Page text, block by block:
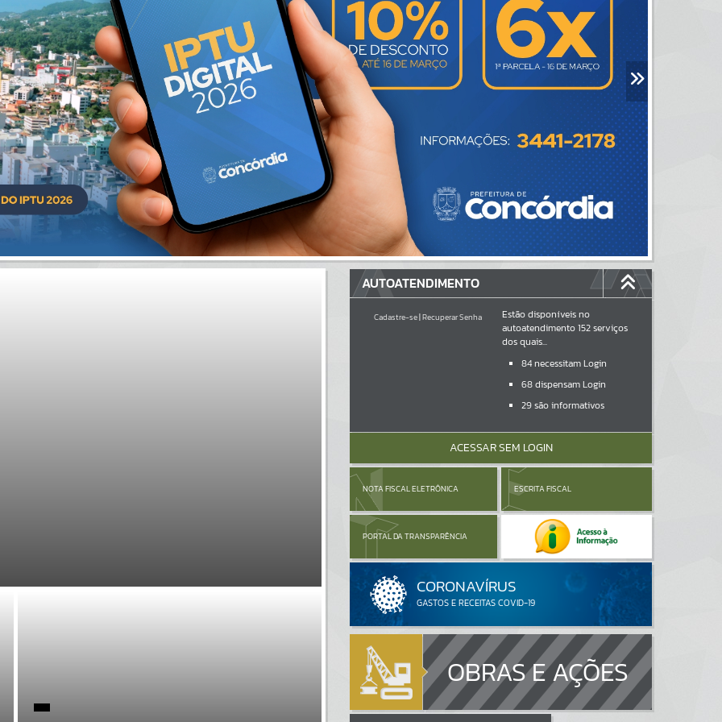
AUTOATENDIMENTO
Cadastre-se|Recuperar Senha
Estão disponíveis no
autoatendimento152serviços
dos quais...
84necessitam Login
68dispensam Login
29são informativos
ACESSAR SEM LOGIN
NOTA FISCAL ELETRÔNICA ESCRITA FISCAL
PORTAL DA TRANSPARÊNCIA
OBRAS E AÇÕES